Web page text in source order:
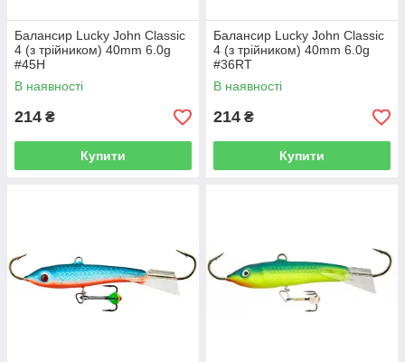
Балансир Lucky John Classic
4 (з трійником) 40mm 6.0g
#45H
В наявності
214 ₴
Купити
Балансир Lucky John Classic
4 (з трійником) 40mm 6.0g
#36RT
В наявності
214 ₴
Купити